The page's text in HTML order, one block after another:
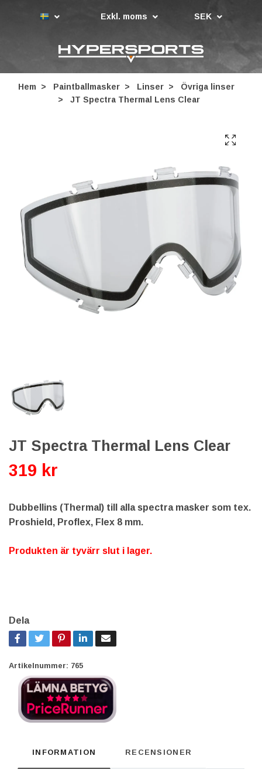
Exkl. moms SEK
Hem Paintballmasker Linser
Övriga linser
JT Spectra Thermal Lens Clear
JT Spectra Thermal Lens Clear
319 kr
Dubbellins (Thermal) till alla spectra masker som tex.
Proshield, Proflex, Flex 8 mm.
Produkten är tyvärr slut i lager.
Dela
Artikelnummer: 765
INFORMATION RECENSIONER